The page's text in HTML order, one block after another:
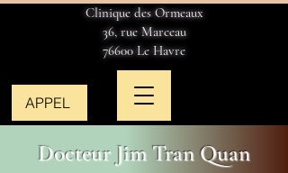
Clinique des Ormeaux
36, rue Marceau
76600 Le Havre
APPEL
Docteur Jim Tran Quan